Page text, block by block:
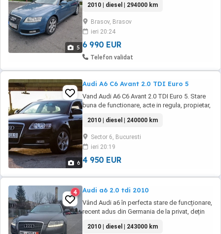
5
service Transmisie manuala 6+1 Trepte Stare
tehnica și estetică foarte bună Navigatie mare
MMI Dublu climatronic Faruri automate
XENON +Lumini de zi LEED Computer bord
color ...
2010 | diesel | 294000 km
Brasov, Brasov
ieri 20:24
6 990 EUR
Telefon validat
6
Audi A6 C6 Avant 2.0 TDI Euro 5
Vand Audi A6 C6 Avant 2.0 TDI Euro 5. Stare
buna de functionare, acte in regula, propietar,
telefon.
2010 | diesel | 240000 km
Sector 6, Bucuresti
ieri 20:19
4 950 EUR
4 Audi a6 2.0 tdi 2010
Vând Audi a6 în perfecta stare de funcționare,
recent adus din Germania de la privat, dețin
este înmatriculată, Dotari: clima pe 2 zone,
2010 | diesel | 243000 km